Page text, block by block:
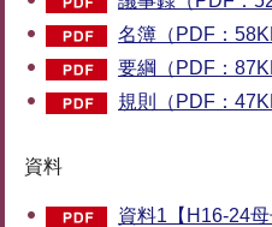
名簿（PDF：
要綱（PDF：
規則（PDF：
資料
資料1【H16-24母